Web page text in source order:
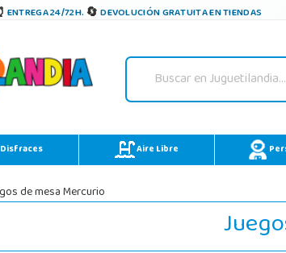
ENTREGA 24/72H. DEVOLUCIÓN GRATUITA EN TIENDAS
Disfraces Aire Libre
de mesa Mercurio